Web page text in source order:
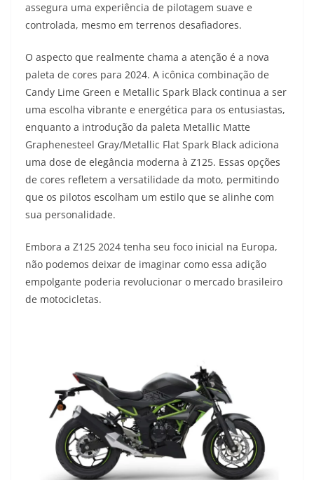
assegura uma experiência de pilotagem suave e
controlada, mesmo em terrenos desafiadores.
O aspecto que realmente chama a atenção é a nova
paleta de cores para 2024. A icônica combinação de
Candy Lime Green e Metallic Spark Black continua a ser
uma escolha vibrante e energética para os entusiastas,
enquanto a introdução da paleta Metallic Matte
Graphenesteel Gray/Metallic Flat Spark Black adiciona
uma dose de elegância moderna à Z125. Essas opções
de cores refletem a versatilidade da moto, permitindo
que os pilotos escolham um estilo que se alinhe com
sua personalidade.
Embora a Z125 2024 tenha seu foco inicial na Europa,
não podemos deixar de imaginar como essa adição
empolgante poderia revolucionar o mercado brasileiro
de motocicletas.